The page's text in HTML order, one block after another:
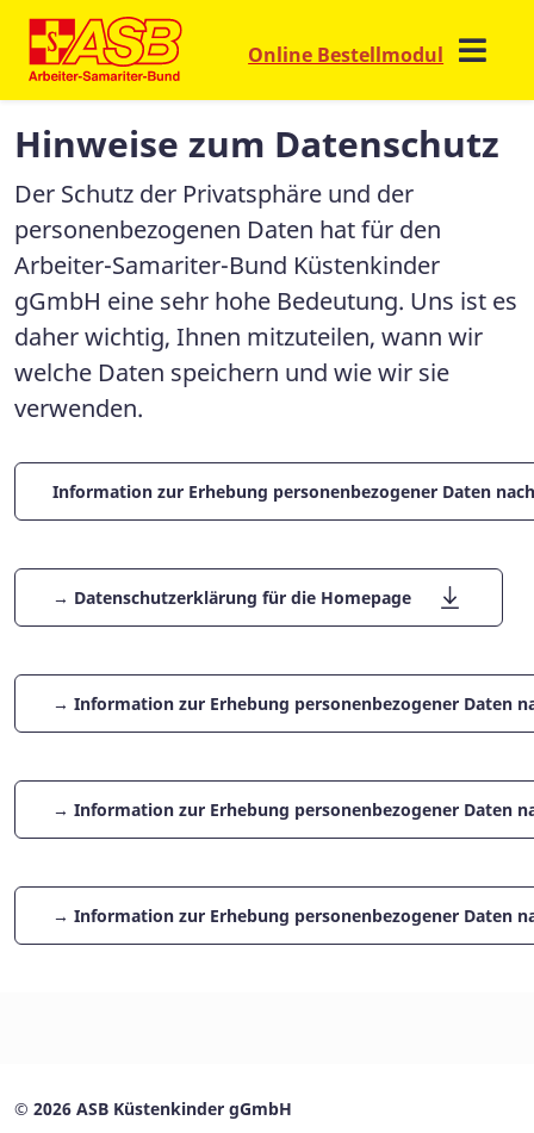
Online Bestellmodul
Hinweise zum Datenschutz
Der Schutz der Privatsphäre und der
personenbezogenen Daten hat für den
Arbeiter-Samariter-Bund Küstenkinder
gGmbH eine sehr hohe Bedeutung. Uns ist es
daher wichtig, Ihnen mitzuteilen, wann wir
welche Daten speichern und wie wir sie
verwenden.
Information zur Erhebung personenbezogener Daten
→ Datenschutzerklärung für die Homepage
→ Information zur Erhebung personenbezogener Daten
→ Information zur Erhebung personenbezogener Daten
→ Information zur Erhebung personenbezogener Daten
© 2026 ASB Küstenkinder gGmbH